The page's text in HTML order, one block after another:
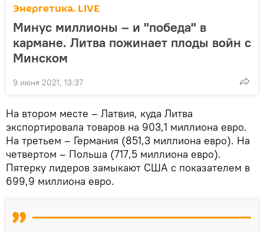
Энергетика. LIVE
Минус миллионы – и "победа" в
кармане. Литва пожинает плоды войн с
Минском
9 июня 2021, 13:37
На втором месте – Латвия, куда Литва
экспортировала товаров на 903,1 миллиона евро.
На третьем – Германия (851,3 миллиона евро). На
четвертом – Польша (717,5 миллиона евро).
Пятерку лидеров замыкают США с показателем в
699,9 миллиона евро.